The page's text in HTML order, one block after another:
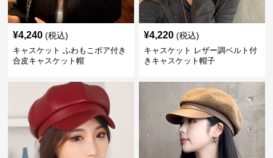
¥4,240 (税込)
キャスケット ふわもこボア付き
合皮キャスケット帽
¥4,220 (税込)
キャスケット レザー調ベルト付
きキャスケット帽子